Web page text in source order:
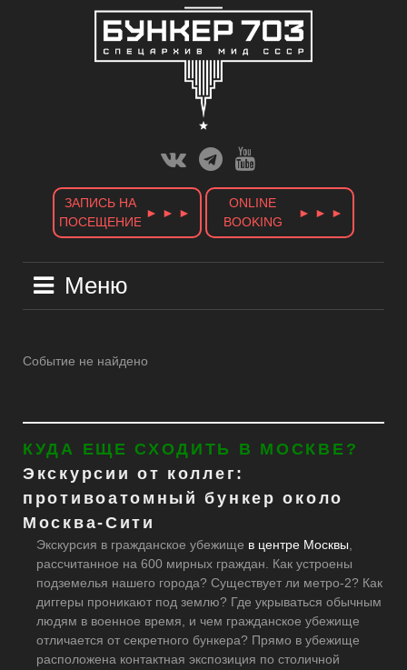
ВконтактеТелеграм
Ютуб
Канал
ЗАПИСЬ НА
ПОСЕЩЕНИЕ
► ► ►
ONLINE
BOOKING
► ► ►
Меню
Событие не найдено
КУДА ЕЩЕ СХОДИТЬ В МОСКВЕ?
Экскурсии от коллег:
противоатомный бункер около
Москва-Сити
Экскурсия в гражданское убежище в центре Москвы,
рассчитанное на 600 мирных граждан. Как устроены
подземелья нашего города? Существует ли метро-2? Как
диггеры проникают под землю? Где укрываться обычным
людям в военное время, и чем гражданское убежище
отличается от секретного бункера? Прямо в убежище
расположена контактная экспозиция по столичной